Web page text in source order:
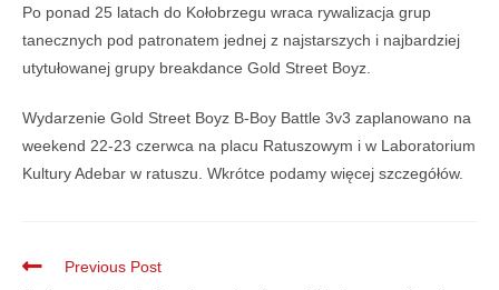
Po ponad 25 latach do Kołobrzegu wraca rywalizacja grup
tanecznych pod patronatem jednej z najstarszych i najbardziej
utytułowanej grupy breakdance Gold Street Boyz.
Wydarzenie Gold Street Boyz B-Boy Battle 3v3 zaplanowano na
weekend 22-23 czerwca na placu Ratuszowym i w Laboratorium
Kultury Adebar w ratuszu. Wkrótce podamy więcej szczegółów.
Previous Post